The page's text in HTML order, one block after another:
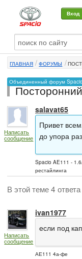
Вход
О машине
Автоклуб
Форумы
Сервисы и услуги
Новости
ГЛАВНАЯ ФОРУМЫ
Объединенный форум Spacio
Написать
сообщение
salavat65
Привет
до упора
Spacio AE111 -
рестайлинга
В этой теме 4 ответа
Написать
сообщение
ivan1977
если под
АЕ111 4а-фе